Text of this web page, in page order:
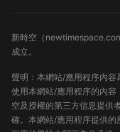
新時空（
成立。
聲明：本網站/應用程序內
使用本網站/應用程序的內容
空及授權的第三方信息提供
確。本網站/應用程序提供